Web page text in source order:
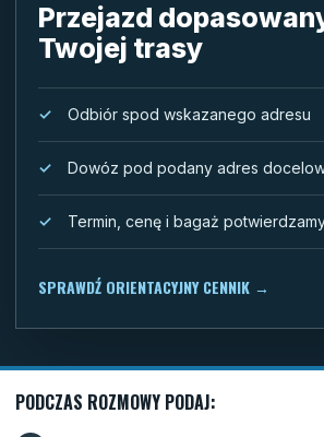
Przejazd
Twojej trasy
Odbiór spod wskazanego adresu
Dowóz pod podany adres
Termin, cenę i bagaż
SPRAWDŹ ORIENTACYJNY CENNIK →
PODCZAS ROZMOWY PODAJ: